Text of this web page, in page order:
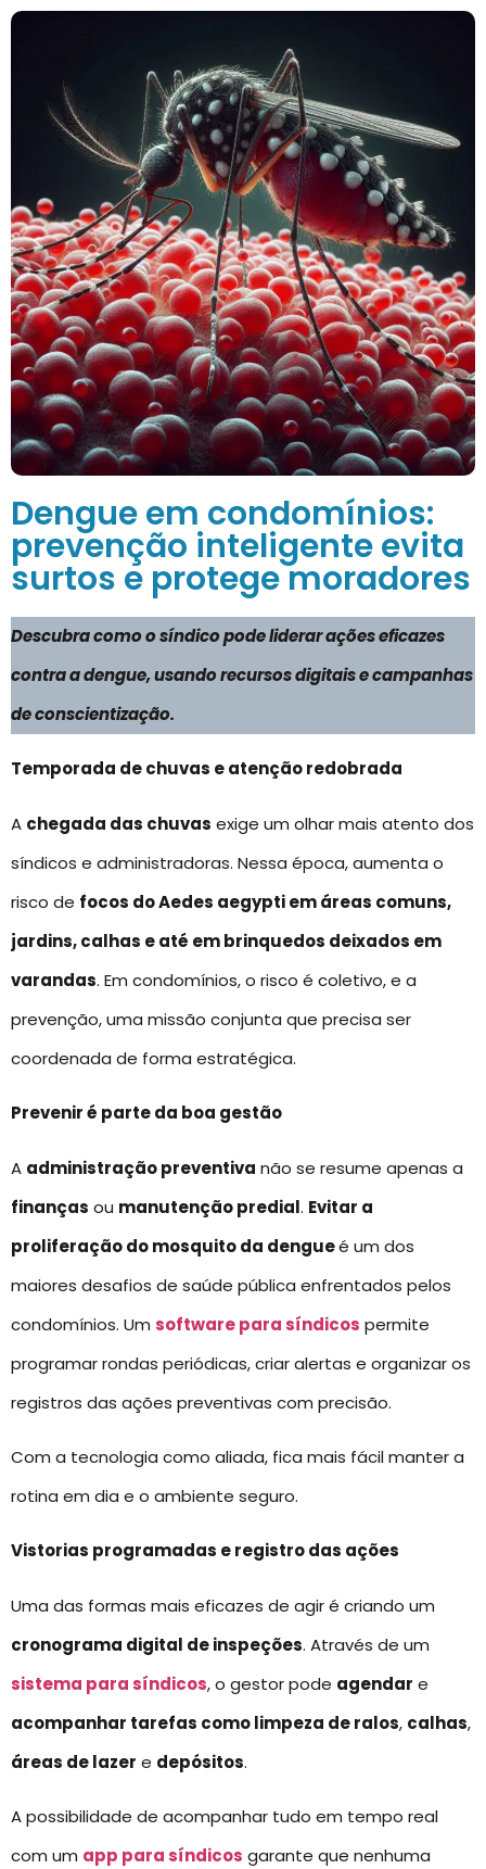
Dengue em condomínios:
prevenção inteligente evita
surtos e protege moradores
Descubra como o síndico pode liderar ações eficazes
contra a dengue, usando recursos digitais e campanhas
de conscientização.
Temporada de chuvas e atenção redobrada
A chegada das chuvas exige um olhar mais atento dos
síndicos e administradoras. Nessa época, aumenta o
risco de focos do Aedes aegypti em áreas comuns,
jardins, calhas e até em brinquedos deixados em
varandas. Em condomínios, o risco é coletivo, e a
prevenção, uma missão conjunta que precisa ser
coordenada de forma estratégica.
Prevenir é parte da boa gestão
A administração preventiva não se resume apenas a
finanças ou manutenção predial. Evitar a
proliferação do mosquito da dengueé um dos
maiores desafios de saúde pública enfrentados pelos
condomínios. Um software para síndicos permite
programar rondas periódicas, criar alertas e organizar os
registros das ações preventivas com precisão.
Com a tecnologia como aliada, fica mais fácil manter a
rotina em dia e o ambiente seguro.
Vistorias programadas e registro das ações
Uma das formas mais eficazes de agir é criando um
cronograma digital de inspeções. Através de um
sistema para síndicos, o gestor pode agendar e
acompanhar tarefas como limpeza de ralos, calhas,
áreas de lazer e depósitos.
A possibilidade de acompanhar tudo em tempo real
com um app para síndicos garante que nenhuma